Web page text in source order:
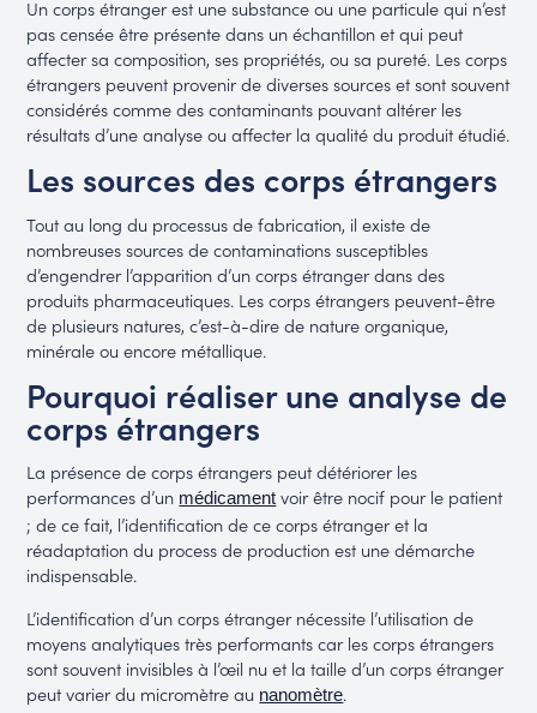
Un corps étranger est une substance ou une particule qui n’est
pas censée être présente dans un échantillon et qui peut
affecter sa composition, ses propriétés, ou sa pureté. Les corps
étrangers peuvent provenir de diverses sources et sont souvent
considérés comme des contaminants pouvant altérer les
résultats d’une analyse ou affecter la qualité du produit étudié.
Les sources des corps étrangers
Tout au long du processus de fabrication, il existe de
nombreuses sources de contaminations susceptibles
d’engendrer l’apparition d’un corps étranger dans des
produits pharmaceutiques. Les corps étrangers peuvent-être
de plusieurs natures, c’est-à-dire de nature organique,
minérale ou encore métallique.
Pourquoi réaliser une analyse de
corps étrangers
La présence de corps étrangers peut détériorer les
performances d’un médicament voir être nocif pour le patient
; de ce fait, l’identification de ce corps étranger et la
réadaptation du process de production est une démarche
indispensable.
L’identification d’un corps étranger nécessite l’utilisation de
moyens analytiques très performants car les corps étrangers
sont souvent invisibles à l’œil nu et la taille d’un corps étranger
peut varier du micromètre au nanomètre.